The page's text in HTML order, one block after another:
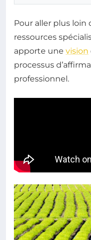
Pour aller plus loin
ressources
apporte une vision
processus
professionnel.